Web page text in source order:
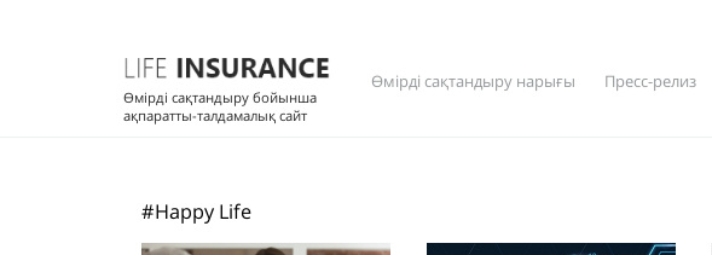
Өмірді сақтандыру бойынша
ақпаратты-талдамалық сайт
Өмірді сақтандыру нарығы Пресс-релиз
#Happy Life